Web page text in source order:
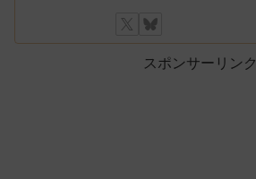
スポンサーリンク